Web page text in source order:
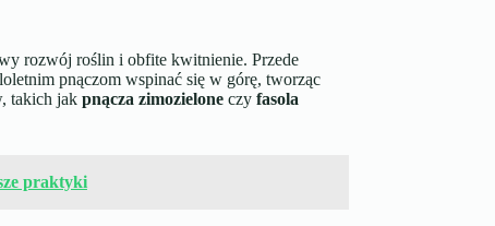
rozwój roślin i obfite kwitnienie. Przede
pnączom wspinać się w górę, tworząc
takich jak pnącza zimozieloneczy fasola
praktyki